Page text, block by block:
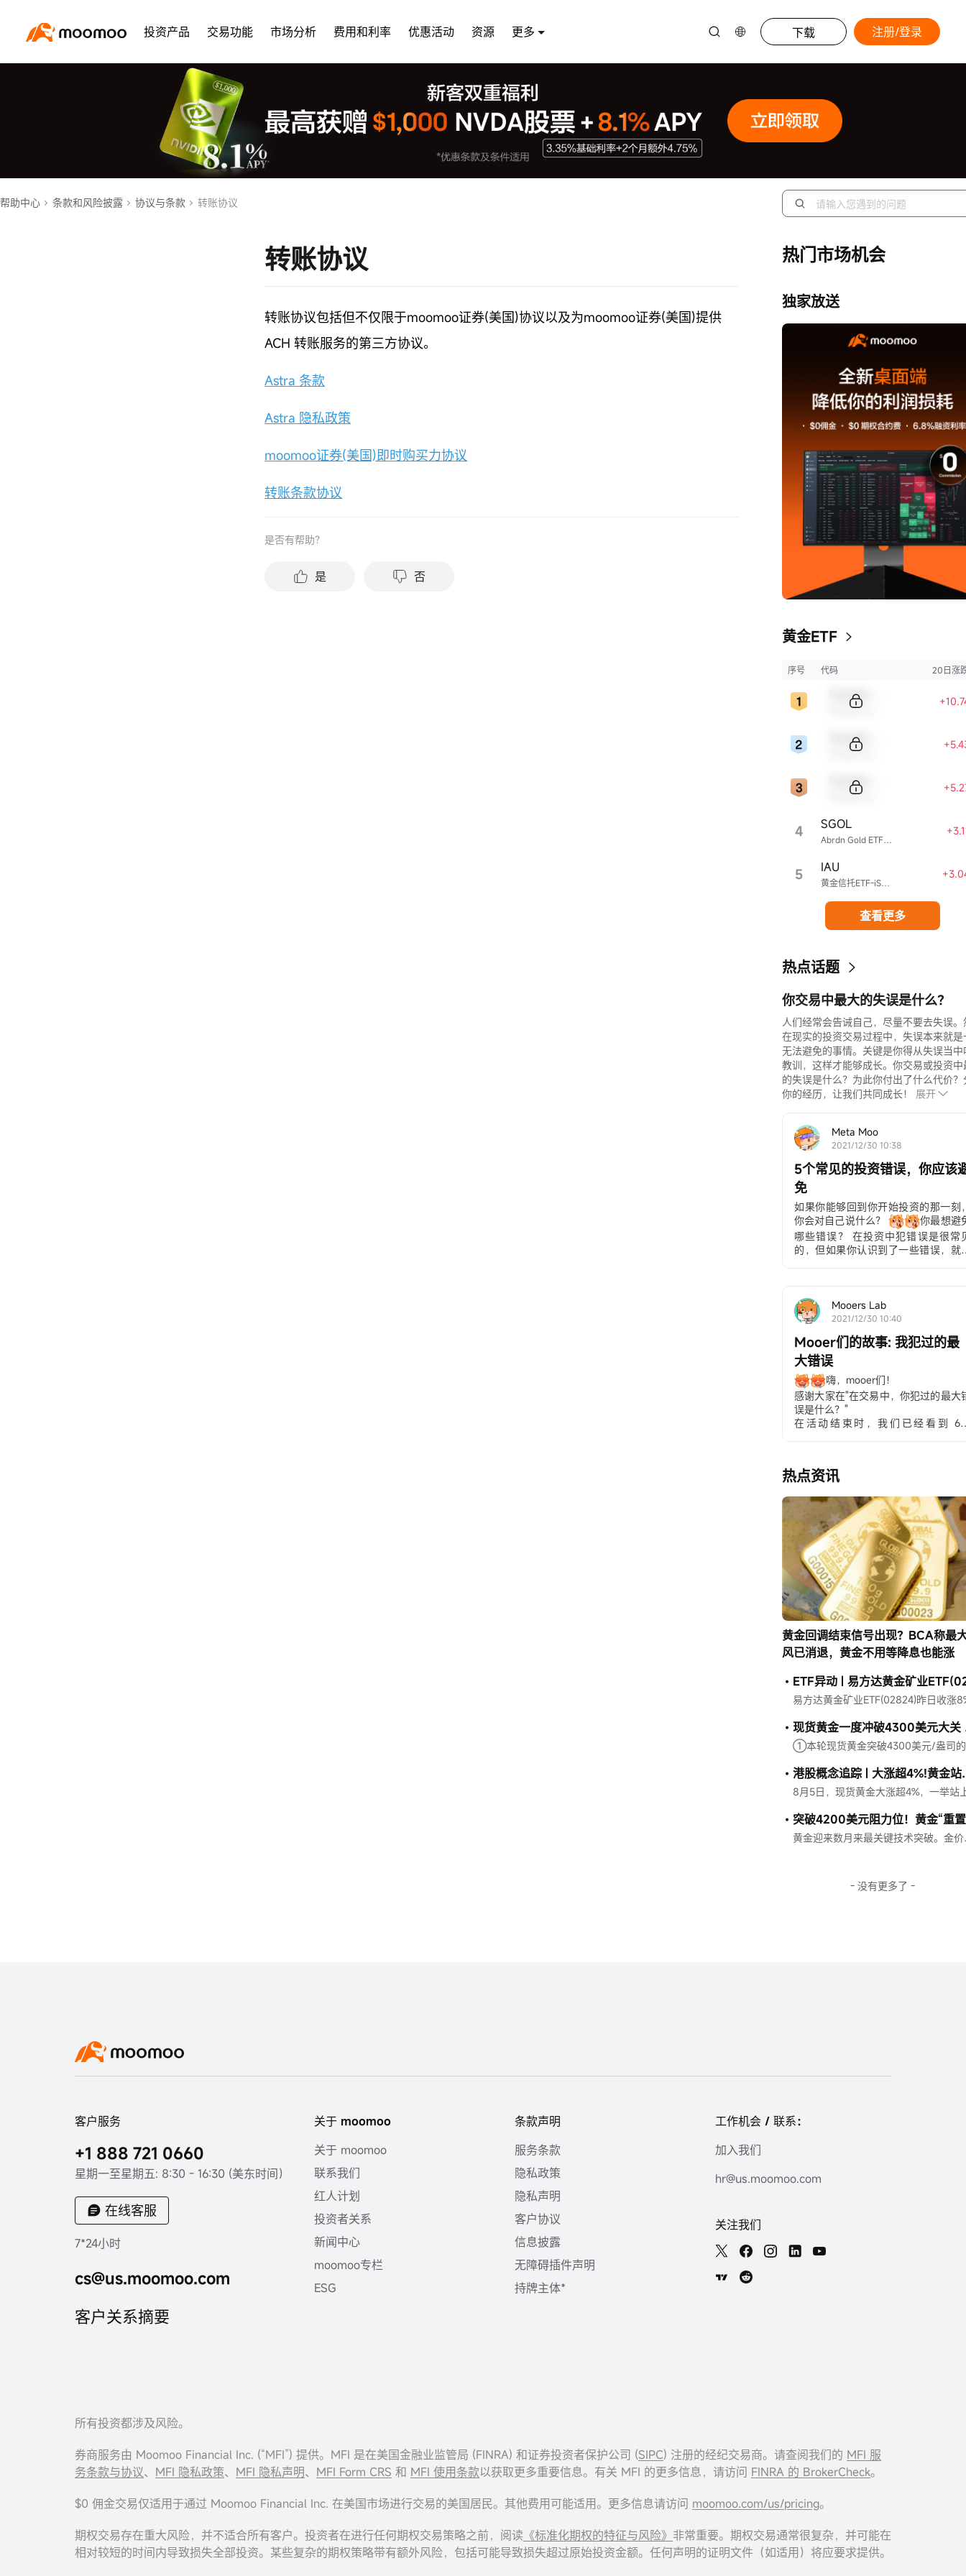
投资产品 交易功能 市场分析 费用和利率 优惠活动 资源 更多 下载 注册/登录
帮助中心 条款和风险披露 协议与条款 转账协议
转账协议
转账协议包括但不仅限于moomoo证券(美国)协议以及为moomoo证券(美国)提供
ACH 转账服务的第三方协议。
Astra 条款
Astra 隐私政策
moomoo证券(美国)即时购买力协议
转账条款协议
是否有帮助？
是 否
热门市场机会
独家放送
黄金ETF
序号 代码 20日涨
4 Abrdn Gold ETF Trust
SGOL
5 黄金信托ETF-iShares
IAU
查看更多
热点话题
你交易中最大的失误是什么？
人们经常会告诫自己，尽量不要去失误。
在现实的投资交易过程中，失误本来就是
无法避免的事情。关键是你得从失误当中
教训，这样才能够成长。你交易或投资中
的失误是什么？为此你付出了什么代价？
你的经历，让我们共同成长！
展开
Meta Moo
2021/12/30 10:38
5个常见的投资错误，你应该
免
如果你能够回到你开始投资的那一刻
你会对自己说什么？
你最想避
哪些错误？ 在投资中犯错误是很常
的，但如果你认识到了一些错误，就
什么？请看看它们是否对你有所帮助。
第一条：你不知道......
Mooers Lab
2021/12/30 10:40
Mooer们的故事: 我犯过的最
大错误
嗨，mooer们！
感谢大家在"在交易中，你犯过的最大
误是什么？"
在活动结束时，我们已经看到
请跟随我们阅读发人深省的帖子，并
验教训： 5个常见的投资错误你应该
免
热点资讯
黄金回调结束信号出现？BCA称最
风已消退，黄金不用等降息也能涨
现
港股概念追踪 | 大
黄金迎来数月来最关键技术
- 没有更多了 -
客户服务
+1 888 721 0660
星期一至星期五: 8:30 - 16:30 (美东时间）
在线客服
7*24小时
cs@us.moomoo.com
客户关系摘要
关于 moomoo
关于 moomoo
联系我们
红人计划
投资者关系
新闻中心
moomoo专栏
ESG
条款声明
服务条款
隐私政策
隐私声明
客户协议
信息披露
无障碍插件声明
持牌主体*
工作机会 / 联系：
加入我们
hr@us.moomoo.com
关注我们
所有投资都涉及风险。
券商服务由 Moomoo Financial Inc. (“MFI”) 提供。MFI 是在美国金融业监管局 (FINRA) 和证券投资者保护公司 (SIPC) 注册的经纪交易商。请查阅我们的 MFI 服
务条款与协议、 MFI 隐私政策、 MFI 隐私声明、 MFI Form CRS 和 MFI 使用条款以获取更多重要信息。有关 MFI 的更多信息，请访问 FINRA 的 BrokerCheck。
$0 佣金交易仅适用于通过 Moomoo Financial Inc. 在美国市场进行交易的美国居民。其他费用可能适用。更多信息请访问 moomoo.com/us/pricing。
期权交易存在重大风险，并不适合所有客户。投资者在进行任何期权交易策略之前，阅读 《标准化期权的特征与风险》 非常重要。期权交易通常很复杂，并可能在
相对较短的时间内导致损失全部投资。某些复杂的期权策略带有额外风险，包括可能导致损失超过原始投资金额。任何声明的证明文件（如适用）将应要求提供。